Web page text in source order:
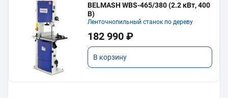
BELMASH WBS-465/380 (2.2 кВт, 400
В)
Ленточнопильный станок по дереву
182 990 ₽
В корзину